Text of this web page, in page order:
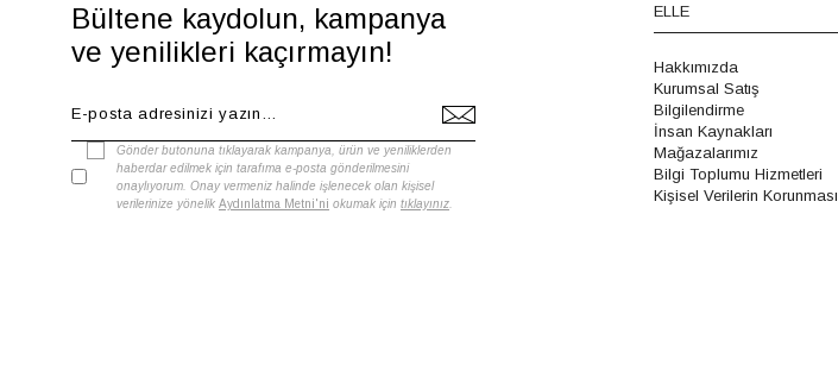
Bültene kaydolun, kampanya
ve yenilikleri kaçırmayın!
Gönder butonuna tıklayarak kampanya, ürün ve yeniliklerden
haberdar edilmek için tarafıma e-posta gönderilmesini
onaylıyorum. Onay vermeniz halinde işlenecek olan kişisel
verilerinize yönelik Aydınlatma Metni'ni okumak için tıklayınız
ELLE
Hakkımızda
Kurumsal Satış
Bilgilendirme
İnsan Kaynakları
Mağazalarımız
Bilgi Toplumu Hizmetleri
Kişisel Verilerin Korunması